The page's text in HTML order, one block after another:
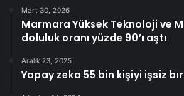
Mart 30, 2026
Marmara Yüksek Teknoloji ve
doluluk oranı yüzde 90’ı aştı
Aralık 23, 2025
Yapay zeka 55 bin kişiyi işsiz